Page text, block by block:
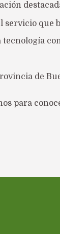
servicio que
tecnología
de
para